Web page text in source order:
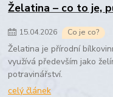
Želatina – co to je,
15.04.2026 Co je co?
Želatina je přírodní
využívá především jako
potravinářství.
celý článek